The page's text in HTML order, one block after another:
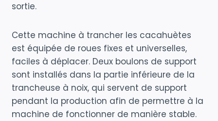
sortie.
Cette machine à trancher les cacahuètes
est équipée de roues fixes et universelles,
faciles à déplacer. Deux boulons de support
sont installés dans la partie inférieure de la
trancheuse à noix, qui servent de support
pendant la production afin de permettre à la
machine de fonctionner de manière stable.